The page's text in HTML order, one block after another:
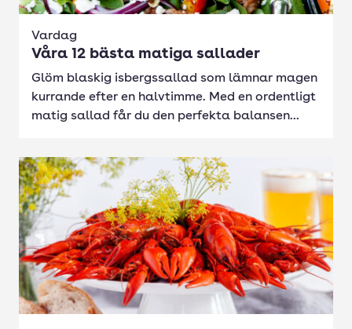
Vardag
Våra 12 bästa matiga sallader
Glöm blaskig isbergssallad som lämnar magen
kurrande efter en halvtimme. Med en ordentligt
matig sallad får du den perfekta balansen...